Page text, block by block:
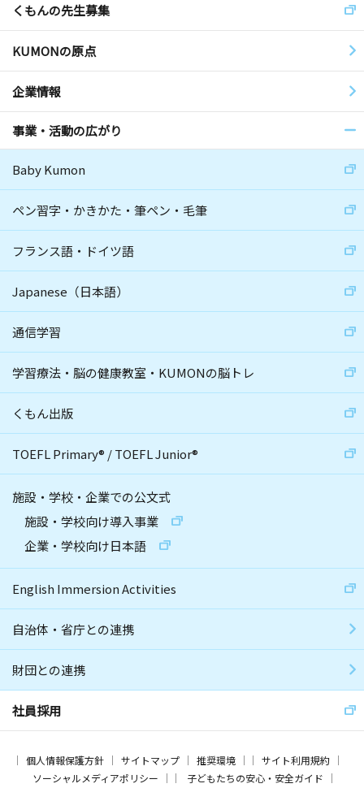
くもんの先生募集
KUMONの原点
企業情報
事業・活動の広がり
Baby Kumon
ペン習字・かきかた・筆ペン・毛筆
フランス語・ドイツ語
Japanese（日本語）
通信学習
学習療法・脳の健康教室・KUMONの脳トレ
くもん出版
TOEFL Primary® /TOEFL Junior®
施設・学校・企業での公文式
施設・学校向け導入事業
企業・学校向け日本語
English Immersion Activities
自治体・省庁との連携
財団との連携
社員採用
個人情報保護方針 サイトマップ 推奨環境
サイト利用規約
ソーシャルメディアポリシー
子どもたちの安心・安全ガイド